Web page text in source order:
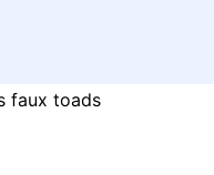
faux toads